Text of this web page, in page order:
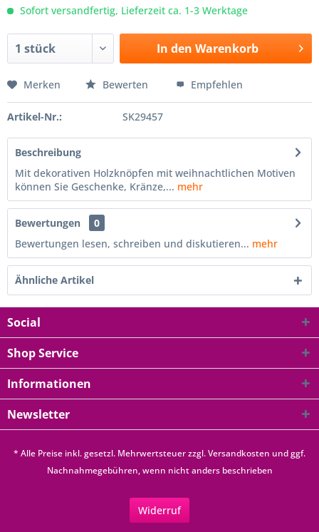
Sofort versandfertig, Lieferzeit ca. 1-3 Werktage
In den Warenkorb
Merken Bewerten Empfehlen
Artikel-Nr.: SK29457
Beschreibung
Mit dekorativen Holzknöpfen mit weihnachtlichen Motiven
können Sie Geschenke, Kränze,... mehr
Bewertungen
0
Bewertungen lesen, schreiben und diskutieren... mehr
Ähnliche Artikel
Social
Shop Service
Informationen
Newsletter
* Alle Preise inkl. gesetzl. Mehrwertsteuer zzgl.Versandkosten und ggf.
Nachnahmegebühren, wenn nicht anders beschrieben
Widerruf